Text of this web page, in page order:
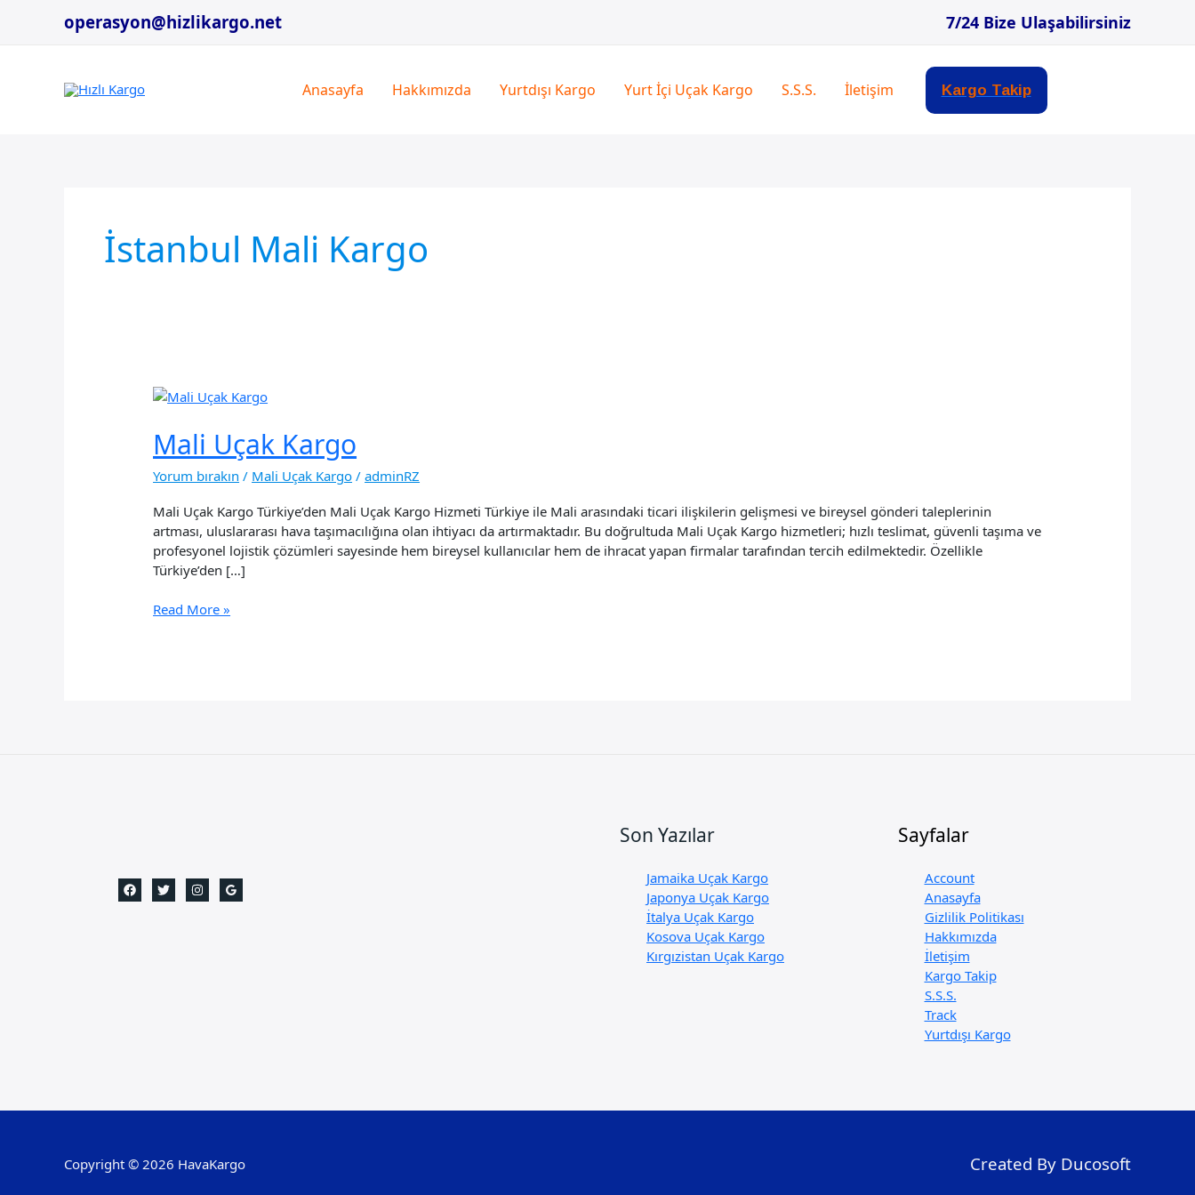
operasyon@hizlikargo.net 7/24 Bize Ulaşabilirsiniz
Anasayfa Hakkımızda Yurtdışı Kargo Yurt İçi Uçak Kargo S.S.S. İletişim Kargo Takip
İstanbul Mali Kargo
Mali Uçak Kargo
Yorum bırakın / Mali Uçak Kargo /adminRZ
Mali Uçak Kargo Türkiye’den Mali Uçak Kargo Hizmeti Türkiye ile Mali arasındaki ticari ilişkilerin gelişmesi ve bireysel gönderi taleplerinin
artması, uluslararası hava taşımacılığına olan ihtiyacı da artırmaktadır. Bu doğrultuda Mali Uçak Kargo hizmetleri; hızlı teslimat, güvenli taşıma ve
profesyonel lojistik çözümleri sayesinde hem bireysel kullanıcılar hem de ihracat yapan firmalar tarafından tercih edilmektedir. Özellikle
Türkiye’den […]
Mali
Read More »
Son Yazılar
Jamaika Uçak Kargo
Japonya Uçak Kargo
İtalya Uçak Kargo
Kosova Uçak Kargo
Kırgızistan Uçak Kargo
Sayfalar
Account
Anasayfa
Gizlilik Politikası
Hakkımızda
İletişim
Kargo Takip
S.S.S.
Track
Yurtdışı Kargo
Copyright © 2026 HavaKargo Created By Ducosoft